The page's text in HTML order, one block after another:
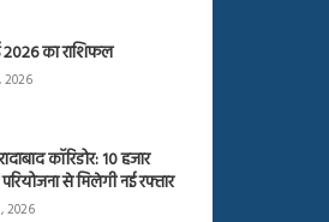
का राशिफल
2026
कॉरिडोर: 10 हजार
से मिलेगी नई रफ्तार
2026